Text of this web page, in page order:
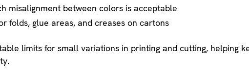
misalignment between colors is acceptable
folds, glue areas, and creases on cartons
limits for small variations in printing and cutting, helping